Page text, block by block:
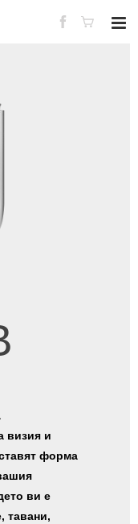
визия и
форма
ви е
тавани,